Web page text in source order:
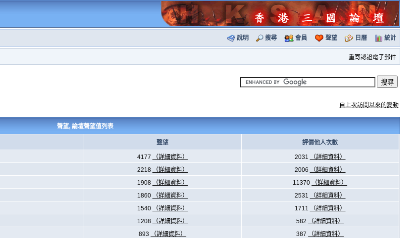
說明 搜尋 會員 聲望 日曆 統計
重寄認證電子郵件
自上次訪問以來的變動
聲望, 論壇聲望值列表
聲望
評價他人次數
4177 （詳細資料） 2031
（詳細資料）
2218 （詳細資料） 2006
（詳細資料）
1908 （詳細資料） 11370
（詳細資料）
1860 （詳細資料） 2531
（詳細資料）
1540 （詳細資料） 1711
（詳細資料）
1208 （詳細資料） 582
（詳細資料）
893 （詳細資料） 387
（詳細資料）